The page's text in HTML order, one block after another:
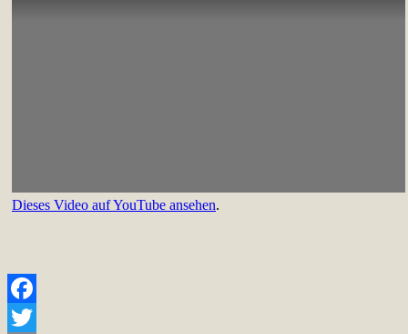
Dieses Video auf YouTube ansehen.
Facebook